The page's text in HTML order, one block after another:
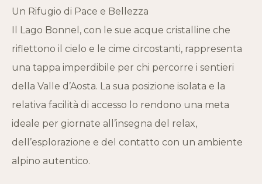
Un Rifugio di Pace e Bellezza
Il Lago Bonnel, con le sue acque cristalline che
riflettono il cielo e le cime circostanti, rappresenta
una tappa imperdibile per chi percorre i sentieri
della Valle d’Aosta. La sua posizione isolata e la
relativa facilità di accesso lo rendono una meta
ideale per giornate all’insegna del relax,
dell’esplorazione e del contatto con un ambiente
alpino autentico.